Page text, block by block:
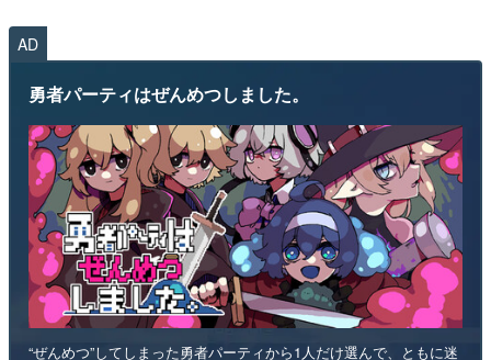
AD
勇者パーティはぜんめつしました。
“ぜんめつ”してしまった勇者パーティから1人だけ選んで、ともに迷